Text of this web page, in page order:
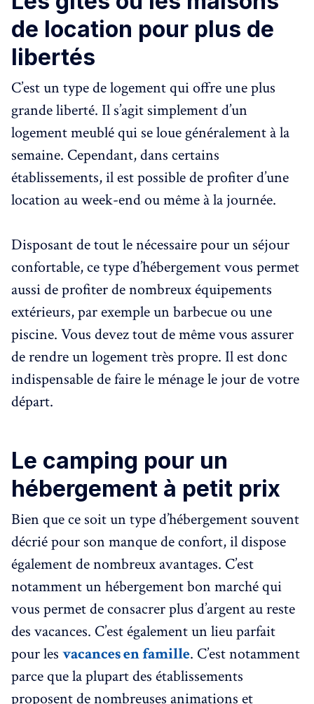
de location pour plus de
libertés
C’est un type de logement qui offre une plus
grande liberté. Il s’agit simplement d’un
logement meublé qui se loue généralement à la
semaine. Cependant, dans certains
établissements, il est possible de profiter d’une
location au week-end ou même à la journée.
Disposant de tout le nécessaire pour un séjour
confortable, ce type d’hébergement vous permet
aussi de profiter de nombreux équipements
extérieurs, par exemple un barbecue ou une
piscine. Vous devez tout de même vous assurer
de rendre un logement très propre. Il est donc
indispensable de faire le ménage le jour de votre
départ.
Le camping pour un
hébergement à petit prix
Bien que ce soit un type d’hébergement souvent
décrié pour son manque de confort, il dispose
également de nombreux avantages. C’est
notamment un hébergement bon marché qui
vous permet de consacrer plus d’argent au reste
des vacances. C’est également un lieu parfait
pour les vacances en famille. C’est notamment
parce que la plupart des établissements
proposent de nombreuses animations et